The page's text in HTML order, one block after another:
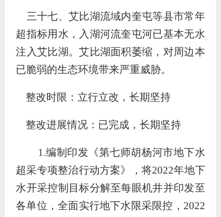
三十七、艾比湖流域内奎屯等县市常年
超指标用水，入湖河流奎屯河已基本无水
注入艾比湖。艾比湖面积萎缩，对周边本
已脆弱的生态环境带来严重威胁。
整改时限：立行立改，长期坚持
整改进展情况：已完成，长期坚持
1.编制印发《第七师胡杨河市地下水
超采专项整治行动方案》，将2022年地下
水开采控制目标分解至每眼机井并印发至
各单位，全面实行地下水限采限控， 2022